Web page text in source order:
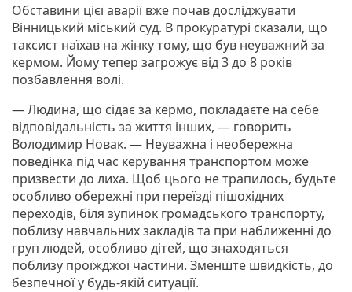
Обставини цієї аварії вже почав досліджувати
Вінницький міський суд. В прокуратурі сказали, що
таксист наїхав на жінку тому, що був неуважний за
кермом. Йому тепер загрожує від 3 до 8 років
позбавлення волі.
— Людина, що сідає за кермо, покладаєте на себе
відповідальність за життя інших, — говорить
Володимир Новак. — Неуважна і необережна
поведінка під час керування транспортом може
призвести до лиха. Щоб цього не трапилось, будьте
особливо обережні при переїзді пішохідних
переходів, біля зупинок громадського транспорту,
поблизу навчальних закладів та при наближенні до
груп людей, особливо дітей, що знаходяться
поблизу проїжджої частини. Зменште швидкість, до
безпечної у будь-якій ситуації.